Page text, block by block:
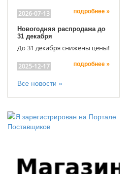
2026-07-13 подробнее »
Новогодняя распродажа до
31 декабря
До 31 декабря снижены цены!
2025-12-17 подробнее »
Все новости »